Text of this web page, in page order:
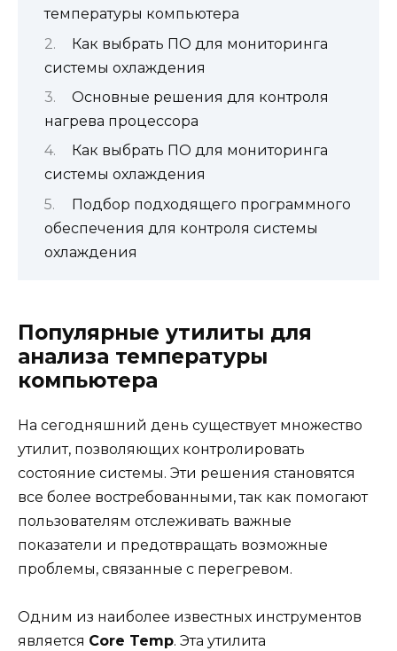
температуры компьютера
Как выбрать ПО для мониторинга
системы охлаждения
Основные решения для контроля
нагрева процессора
Как выбрать ПО для мониторинга
системы охлаждения
Подбор подходящего программного
обеспечения для контроля системы
охлаждения
Популярные утилиты для
анализа температуры
компьютера
На сегодняшний день существует множество
утилит, позволяющих контролировать
состояние системы. Эти решения становятся
все более востребованными, так как помогают
пользователям отслеживать важные
показатели и предотвращать возможные
проблемы, связанные с перегревом.
Одним из наиболее известных инструментов
является Core Temp. Эта утилита